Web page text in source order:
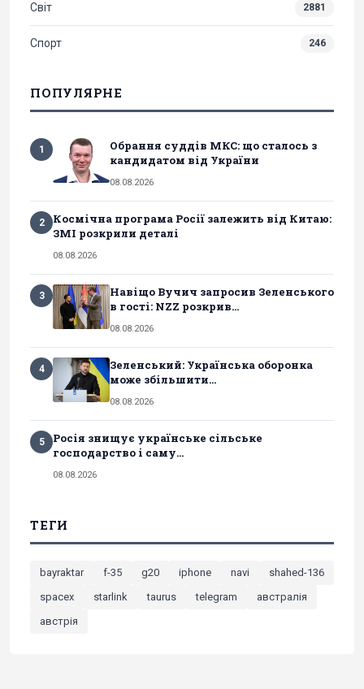
Світ 2881
Спорт 246
ПОПУЛЯРНЕ
1
Обрання суддів МКС: що сталось з
кандидатом від України
08.08.2026
2
Космічна програма Росії залежить від Китаю:
ЗМІ розкрили деталі
08.08.2026
3
Навіщо Вучич запросив Зеленського
в гості: NZZ розкрив...
08.08.2026
4
Зеленський: Українська оборонка
може збільшити...
08.08.2026
5
Росія знищує українське сільське
господарство і саму...
08.08.2026
ТЕГИ
bayraktar f-35 g20 iphone navi
shahed-136
spacex
starlink taurus telegram
австралія
австрія